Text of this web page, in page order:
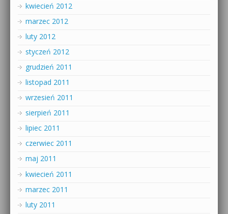
kwiecień 2012
marzec 2012
luty 2012
styczeń 2012
grudzień 2011
listopad 2011
wrzesień 2011
sierpień 2011
lipiec 2011
czerwiec 2011
maj 2011
kwiecień 2011
marzec 2011
luty 2011